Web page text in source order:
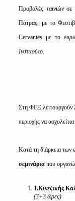
Προβολές ταινιών σε
Πάτρας, με το
Cervantes με το
Ινστιτούτο.
Στη ΦΕΞ λειτουργούν
περιοχής να
Κατά τη διάρκεια των
σεμινάρια που
1.Κινεζικής
(3+3 ώρες)